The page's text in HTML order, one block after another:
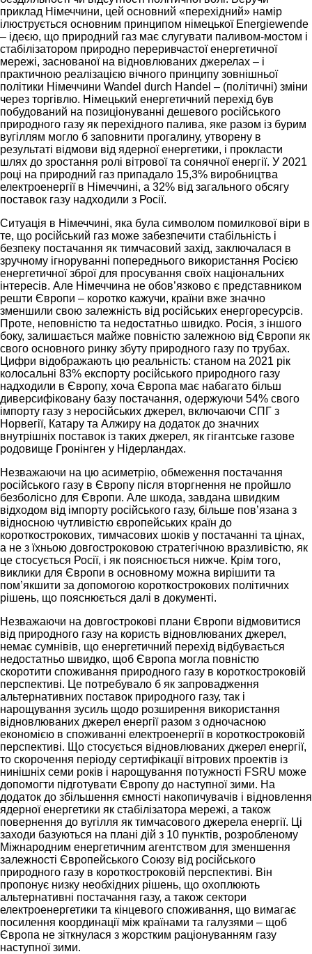
приклад Німеччини, цей основний «перехідний» намір
ілюструється основним принципом німецької Energiewende
– ідеєю, що природний газ має слугувати паливом-мостом і
стабілізатором природно переривчастої енергетичної
мережі, заснованої на відновлюваних джерелах – і
практичною реалізацією вічного принципу зовнішньої
політики Німеччини Wandel durch Handel – (політичні) зміни
через торгівлю. Німецький енергетичний перехід був
побудований на позиціонуванні дешевого російського
природного газу як перехідного палива, яке разом із бурим
вугіллям могло б заповнити прогалину, утворену в
результаті відмови від ядерної енергетики, і прокласти
шлях до зростання ролі вітрової та сонячної енергії. У 2021
році на природний газ припадало 15,3% виробництва
електроенергії в Німеччині, а 32% від загального обсягу
поставок газу надходили з Росії.
Ситуація в Німеччині, яка була символом помилкової віри в
те, що російський газ може забезпечити стабільність і
безпеку постачання як тимчасовий захід, заключалася в
зручному ігноруванні попереднього використання Росією
енергетичної зброї для просування своїх національних
інтересів. Але Німеччина не обов’язково є представником
решти Європи – коротко кажучи, країни вже значно
зменшили свою залежність від російських енергоресурсів.
Проте, неповністю та недостатньо швидко. Росія, з іншого
боку, залишається майже повністю залежною від Європи як
свого основного ринку збуту природного газу по трубах.
Цифри відображають цю реальність: станом на 2021 рік
колосальні 83% експорту російського природного газу
надходили в Європу, хоча Європа має набагато більш
диверсифіковану базу постачання, одержуючи 54% свого
імпорту газу з неросійських джерел, включаючи СПГ з
Норвегії, Катару та Алжиру на додаток до значних
внутрішніх поставок із таких джерел, як гігантське газове
родовище Гронінген у Нідерландах.
Незважаючи на цю асиметрію, обмеження постачання
російського газу в Європу після вторгнення не пройшло
безболісно для Європи. Але шкода, завдана швидким
відходом від імпорту російського газу, більше пов’язана з
відносною чутливістю європейських країн до
короткострокових, тимчасових шоків у постачанні та цінах,
а не з їхньою довгостроковою стратегічною вразливістю, як
це стосується Росії, і як пояснюється нижче. Крім того,
виклики для Європи в основному можна вирішити та
пом’якшити за допомогою короткострокових політичних
рішень, що пояснюється далі в документі.
Незважаючи на довгострокові плани Європи відмовитися
від природного газу на користь відновлюваних джерел,
немає сумнівів, що енергетичний перехід відбувається
недостатньо швидко, щоб Європа могла повністю
скоротити споживання природного газу в короткостроковій
перспективі. Це потребувало б як запровадження
альтернативних поставок природного газу, так і
нарощування зусиль щодо розширення використання
відновлюваних джерел енергії разом з одночасною
економією в споживанні електроенергії в короткостроковій
перспективі. Що стосується відновлюваних джерел енергії,
то скорочення періоду сертифікації вітрових проектів із
нинішніх семи років і нарощування потужності FSRU може
допомогти підготувати Європу до наступної зими. На
додаток до збільшення ємності накопичувачів і відновлення
ядерної енергетики як стабілізатора мережі, а також
повернення до вугілля як тимчасового джерела енергії. Ці
заходи базуються на плані дій з 10 пунктів, розробленому
Міжнародним енергетичним агентством для зменшення
залежності Європейського Союзу від російського
природного газу в короткостроковій перспективі. Він
пропонує низку необхідних рішень, що охоплюють
альтернативні постачання газу, а також сектори
електроенергетики та кінцевого споживання, що вимагає
посилення координації між країнами та галузями – щоб
Європа не зіткнулася з жорстким раціонуванням газу
наступної зими.